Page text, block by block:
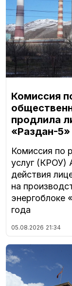
Комиссия
продлила
«Раздан-5»
Комиссия по
услуг (КРОУ)
действия
на
энергоблоке
года
05.08.2026 21:34